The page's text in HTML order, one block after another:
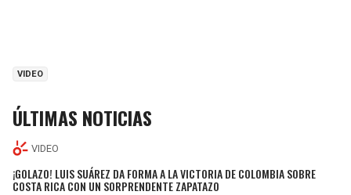
VIDEO
ÚLTIMAS NOTICIAS
VIDEO
¡GOLAZO! LUIS SUÁREZ DA FORMA A LA VICTORIA DE COLOMBIA SOBRE
COSTA RICA CON UN SORPRENDENTE ZAPATAZO